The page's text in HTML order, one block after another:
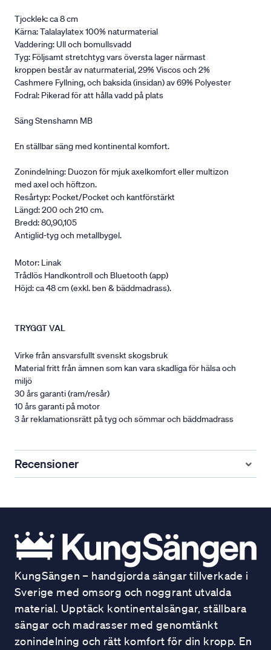
Tjocklek: ca 8 cm
Kärna: Talalaylatex 100% naturmaterial
Vaddering: Ull och bomullsvadd
Tyg: Följsamt stretchtyg vars översta lager närmast
kroppen består av naturmaterial, 29% Viscos och 2%
Cashmere Fyllning, och baksida (insidan) av 69% Polyester
Fodral: Pikerad för att hålla vadd på plats
Säng Stenshamn MB
En ställbar säng med kontinental komfort.
Zonindelning: Duozon för mjuk axelkomfort eller multizon
med axel och höftzon.
Resårtyp: Pocket/Pocket och kantförstärkt
Längd: 200 och 210 cm.
Bredd: 80,90,105
Antiglid-tyg och metallbygel.
Motor: Linak
Trådlös Handkontroll och Bluetooth (app)
Höjd: ca 48 cm (exkl. ben & bäddmadrass).
TRYGGT VAL
Virke från ansvarsfullt svenskt skogsbruk
Material fritt från ämnen som kan vara skadliga för hälsa och
miljö
30 års garanti (ram/resår)
10 års garanti på motor
3 år reklamationsrätt på tyg och sömmar och bäddmadrass
Recensioner
KungSängen – handgjorda sängar tillverkade i
Sverige med omsorg och noggrant utvalda
material. Upptäck kontinentalsängar, ställbara
sängar och madrasser med genomtänkt
zonindelning och rätt komfort för din kropp. En